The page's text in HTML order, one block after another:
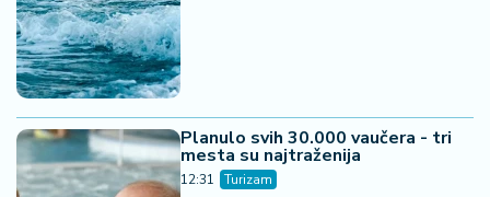
Planulo svih 30.000 vaučera - tri
mesta su najtraženija
12:31 Turizam